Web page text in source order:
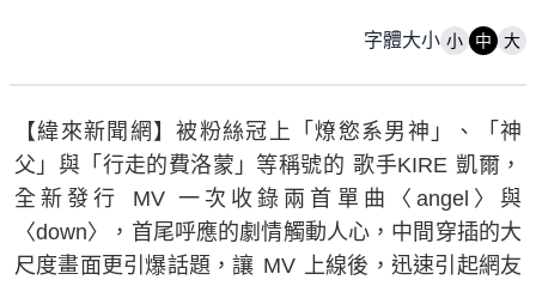
字體大小 小 中 大
【緯來新聞網】被粉絲冠上「燎慾系男神」、「神
父」與「行走的費洛蒙」等稱號的 歌手KIRE 凱爾，
全新發行 MV 一次收錄兩首單曲〈angel〉與
〈down〉，首尾呼應的劇情觸動人心，中間穿插的大
尺度畫面更引爆話題，讓 MV 上線後，迅速引起網友